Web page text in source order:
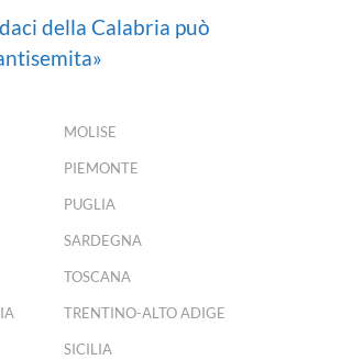
della Calabria può
MOLISE
PIEMONTE
PUGLIA
SARDEGNA
TOSCANA
TRENTINO-ALTO ADIGE
SICILIA